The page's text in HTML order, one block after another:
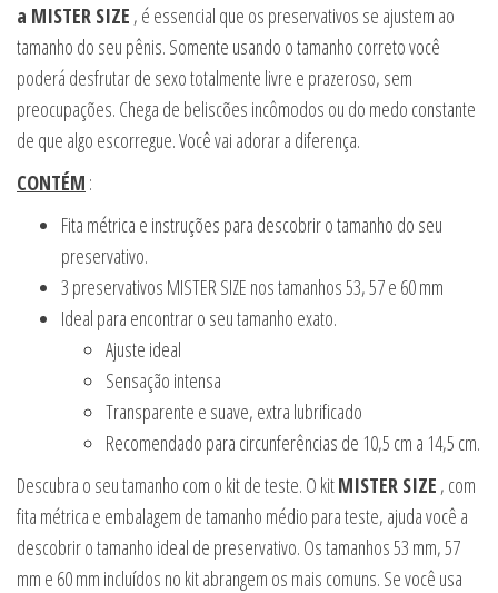
a MISTER SIZE , é essencial que os preservativos se ajustem ao
tamanho do seu pênis. Somente usando o tamanho correto você
poderá desfrutar de sexo totalmente livre e prazeroso, sem
preocupações. Chega de beliscões incômodos ou do medo constante
de que algo escorregue. Você vai adorar a diferença.
CONTÉM :
Fita métrica e instruções para descobrir o tamanho do seu
preservativo.
3 preservativos MISTER SIZE nos tamanhos 53, 57 e 60 mm
Ideal para encontrar o seu tamanho exato.
Ajuste ideal
Sensação intensa
Transparente e suave, extra lubrificado
Recomendado para circunferências de 10,5 cm a 14,5 cm.
Descubra o seu tamanho com o kit de teste. O kitMISTER SIZE , com
fita métrica e embalagem de tamanho médio para teste, ajuda você a
descobrir o tamanho ideal de preservativo. Os tamanhos 53 mm, 57
mm e 60 mm incluídos no kit abrangem os mais comuns. Se você usa